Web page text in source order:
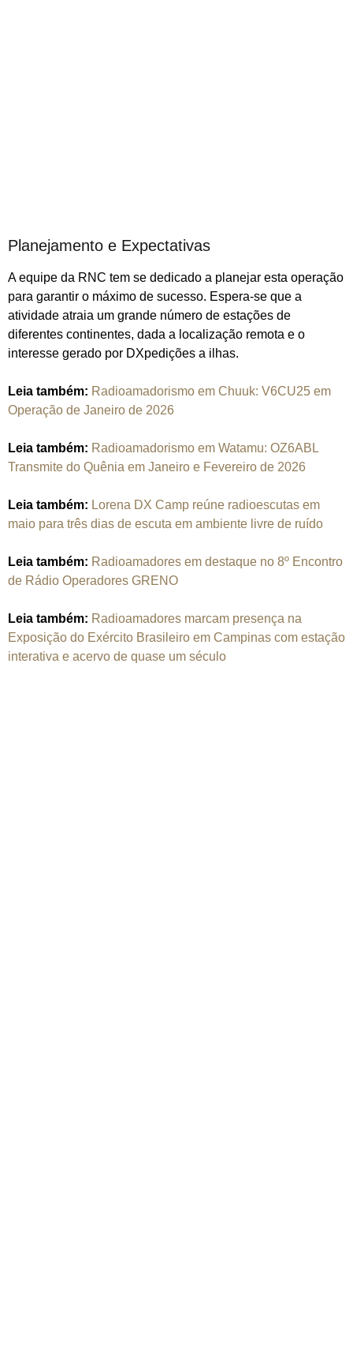
Planejamento e Expectativas
A equipe da RNC tem se dedicado a planejar esta operação
para garantir o máximo de sucesso. Espera-se que a
atividade atraia um grande número de estações de
diferentes continentes, dada a localização remota e o
interesse gerado por DXpedições a ilhas.
Leia também: Radioamadorismo em Chuuk: V6CU25 em
Operação de Janeiro de 2026
Leia também: Radioamadorismo em Watamu: OZ6ABL
Transmite do Quênia em Janeiro e Fevereiro de 2026
Leia também: Lorena DX Camp reúne radioescutas em
maio para três dias de escuta em ambiente livre de ruído
Leia também: Radioamadores em destaque no 8º Encontro
de Rádio Operadores GRENO
Leia também: Radioamadores marcam presença na
Exposição do Exército Brasileiro em Campinas com estação
interativa e acervo de quase um século